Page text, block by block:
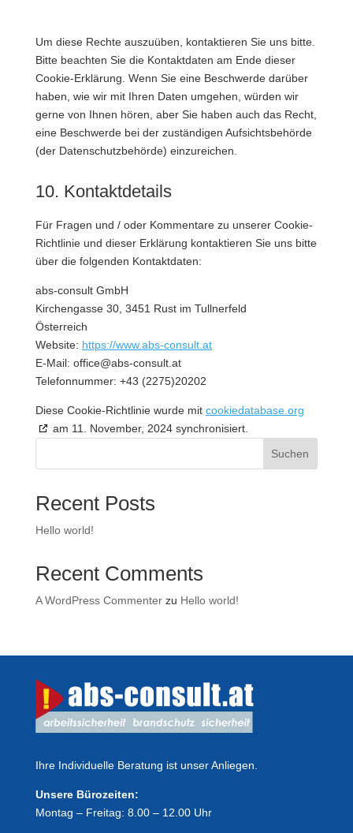
Um diese Rechte auszuüben, kontaktieren Sie uns bitte.
Bitte beachten Sie die Kontaktdaten am Ende dieser
Cookie-Erklärung. Wenn Sie eine Beschwerde darüber
haben, wie wir mit Ihren Daten umgehen, würden wir
gerne von Ihnen hören, aber Sie haben auch das Recht,
eine Beschwerde bei der zuständigen Aufsichtsbehörde
(der Datenschutzbehörde) einzureichen.
10. Kontaktdetails
Für Fragen und / oder Kommentare zu unserer Cookie-
Richtlinie und dieser Erklärung kontaktieren Sie uns bitte
über die folgenden Kontaktdaten:
abs-consult GmbH
Kirchengasse 30, 3451 Rust im Tullnerfeld
Österreich
Website: https://www.abs-consult.at
E-Mail: office@abs-consult.at
Telefonnummer: +43 (2275)20202
Diese Cookie-Richtlinie wurde mit cookiedatabase.org
am 11. November, 2024 synchronisiert.
Suchen
Recent Posts
Hello world!
Recent Comments
A WordPress Commenterzu Hello world!
Ihre Individuelle Beratung ist unser Anliegen.
Unsere Bürozeiten:
Montag – Freitag: 8.00 – 12.00 Uhr